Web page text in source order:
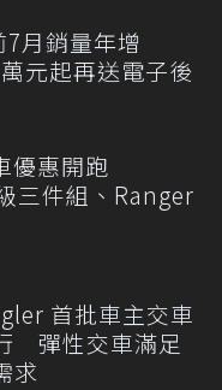
月銷量年增
元起再送電子後
優惠開跑
三件組、Ranger
首批車主交車
彈性交車滿足
求